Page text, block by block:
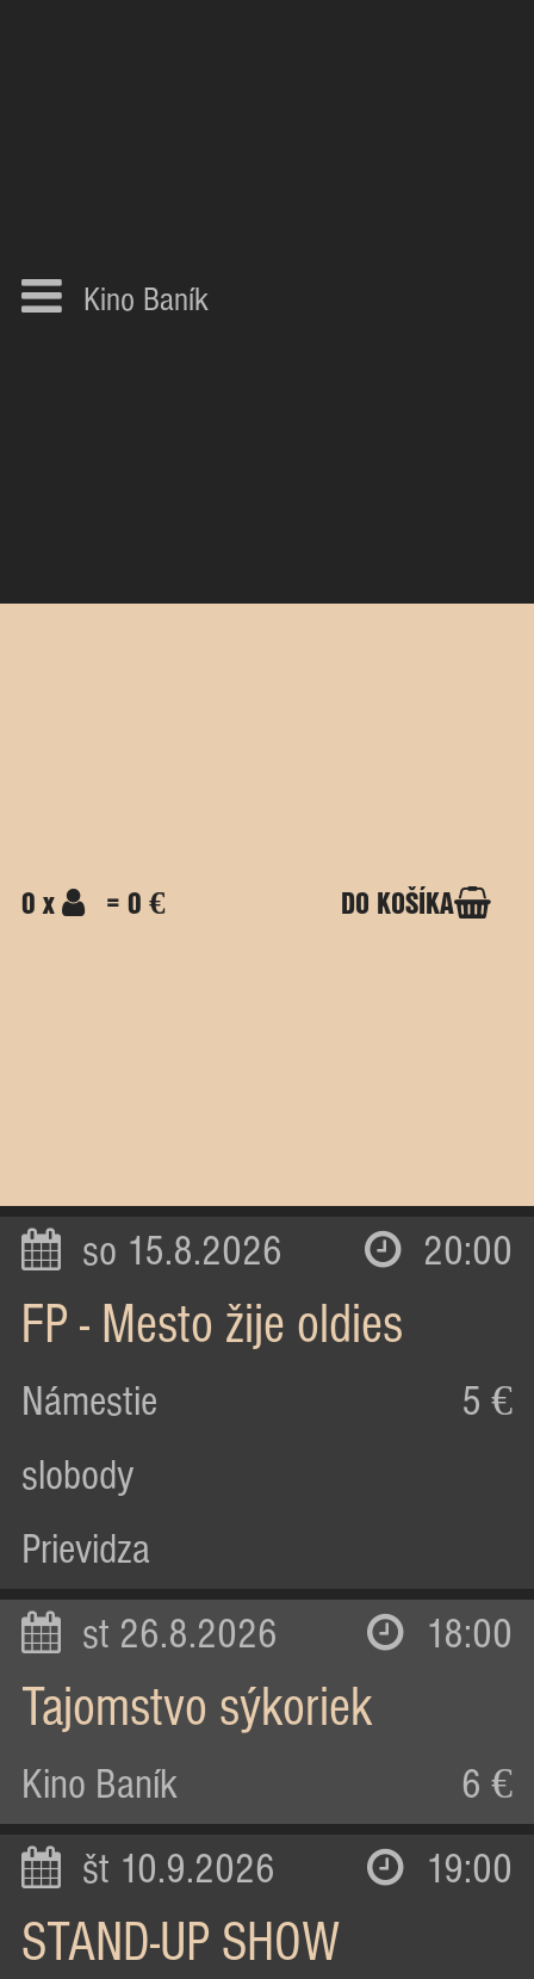
Kino Baník
0 x = 0 € DO KOŠÍKA
so 15.8.2026 20:00
FP - Mesto žije oldies
Námestie
slobody
Prievidza
5 €
st 26.8.2026 18:00
Tajomstvo sýkoriek
Kino Baník 6 €
št 10.9.2026 19:00
STAND-UP SHOW